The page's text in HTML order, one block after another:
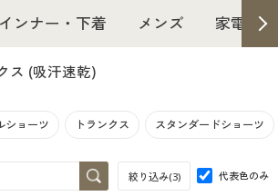
ョン
すべて
・家具
インナー・下着 メンズ 家電・
ス (吸汗速乾)
ショーツ トランクス スタンダードショーツ
絞り込み(3) 代表色のみ